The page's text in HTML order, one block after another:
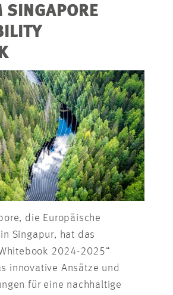
IM FOKUS
PROJEKTE
KONTAKT
SINGAPORE
die Europäische
Singapur, hat das
2024-2025“
innovative Ansätze und
für eine nachhaltige